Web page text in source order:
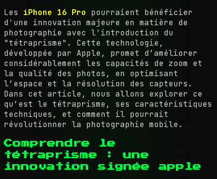
Les iPhone 16 Pro pourraient bénéficier
d'une innovation majeure en matière de
photographie avec l'introduction du
"tétraprisme". Cette technologie,
développée par Apple, promet d’améliorer
considérablement les capacités de zoom et
la qualité des photos, en optimisant
l’espace et la résolution des capteurs.
Dans cet article, nous allons explorer ce
qu’est le tétraprisme, ses caractéristiques
techniques, et comment il pourrait
révolutionner la photographie mobile.
Comprendre le
tétraprisme : une
innovation signée apple